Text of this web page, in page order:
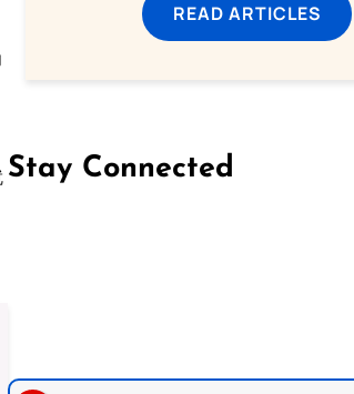
READ ARTICLES
Stay Connected